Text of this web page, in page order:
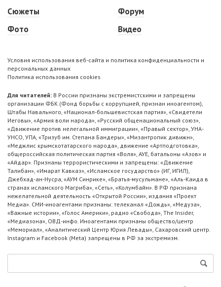
Сюжеты
Фото
Форум
Видео
Условия использования веб-сайта и политика конфиденциальности и
персональных данных
Политика использования cookies
Для читателей: В России признаны экстремистскими и запрещены
организации ФБК (Фонд борьбы с коррупцией, признан иноагентом),
Штабы Навального, «Национал-большевистская партия», «Свидетели
Иеговы», «Армия воли народа», «Русский общенациональный союз»,
«Движение против нелегальной иммиграции», «Правый сектор», УНА-
УНСО, УПА, «Тризуб им. Степана Бандеры», «Мизантропик дивижн»,
«Меджлис крымскотатарского народа», движение «Артподготовка»,
общероссийская политическая партия «Воля», АУЕ, батальоны «Азов» и
«Айдар». Признаны террористическими и запрещены: «Движение
Талибан», «Имарат Кавказ», «Исламское государство» (ИГ, ИГИЛ),
Джебхад-ан-Нусра, «АУМ Синрике», «Братья-мусульмане», «Аль-Каида в
странах исламского Магриба», «Сеть», «Колумбайн». В РФ признана
нежелательной деятельность «Открытой России», издания «Проект
Медиа». СМИ-иноагентами признаны: телеканал «Дождь», «Медуза»,
«Важные истории», «Голос Америки», радио «Свобода», The Insider,
«Медиазона», ОВД-инфо. Иноагентами признаны общество/центр
«Мемориал», «Аналитический Центр Юрия Левады», Сахаровский центр.
Instagram и Facebook (Metа) запрещены в РФ за экстремизм.